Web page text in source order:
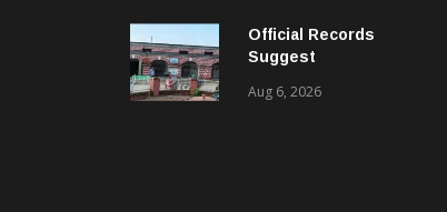
ପରିଚାଳନାର କଲେ ସମୀକ୍ଷା
Official Records
Suggest
Acquired NH-16 Land
Aug 6, 2026